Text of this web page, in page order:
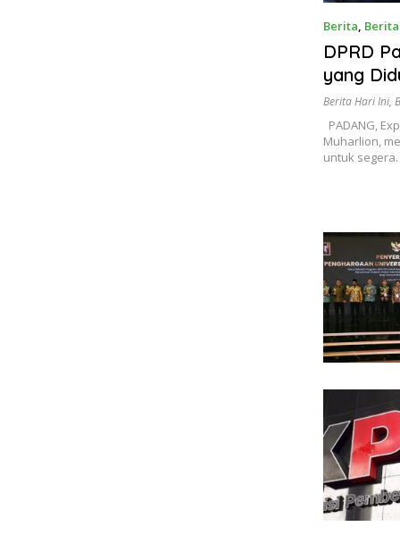
Berita,
DPRD
yang
Berita Hari Ini,
PADANG,
Muharlion,
untuk